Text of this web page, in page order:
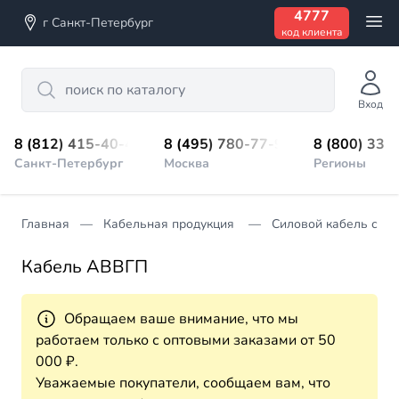
г Санкт-Петербург 4777
код клиента
Search
Вход
8 (812) 415-40-45
Санкт-Петербург
8 (495) 780-77-98
Москва
8 (800)
Регионы
Главная Кабельная продукция Силовой кабель с
Кабель АВВГП
Обращаем ваше внимание, что мы
работаем только с оптовыми заказами от 50
000 ₽.
Уважаемые покупатели, сообщаем вам, что